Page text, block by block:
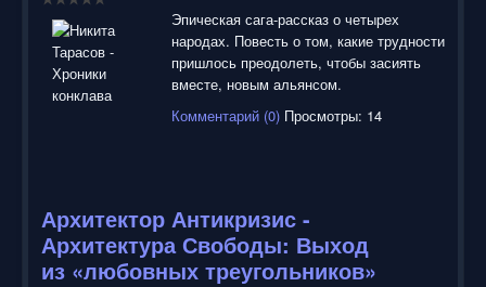
Эпическая сага-рассказ о четырех
народах. Повесть о том, какие трудности
пришлось преодолеть, чтобы засиять
вместе, новым альянсом.
Комментарий (0) Просмотры: 14
Архитектор Антикризис -
Архитектура Свободы: Выход
из «любовных треугольников»